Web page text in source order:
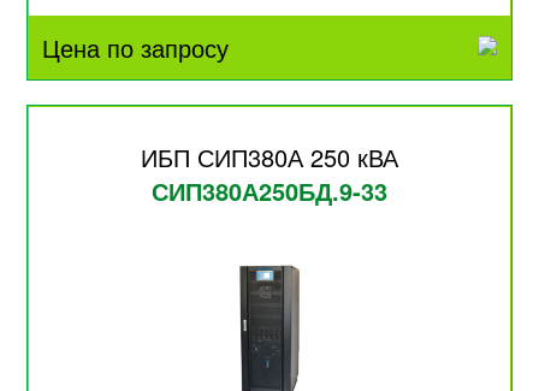
Цена по запросу
ИБП СИП380А 250 кВА
СИП380А250БД.9-33